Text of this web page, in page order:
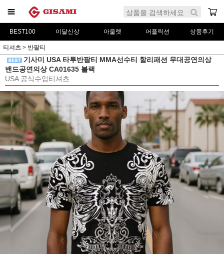
BEST100 이달신상 아울렛 어플릭션 상품후기
티셔츠 > 반팔티
기사미 USA 타투반팔티 MMA선수티 할리패션 무대공연의상
밴드공연의상 CA01635 블랙
USA 공식수입티셔츠